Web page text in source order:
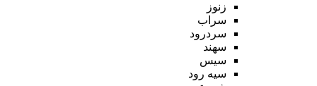
زنوز
سراب
سردرود
سهند
سیس
سیه رود